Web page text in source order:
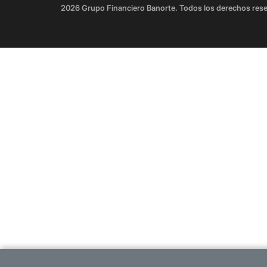
2026 Grupo Financiero Banorte. Todos los derechos